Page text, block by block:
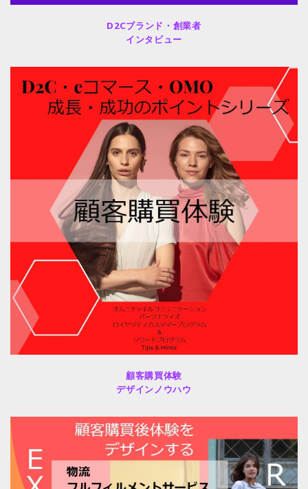
D2Cブランド・創業者
インタビュー
顧客購買体験
デザインノウハウ